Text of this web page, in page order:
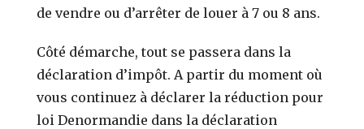
de vendre ou d’arrêter de louer à 7 ou 8 ans.
Côté démarche, tout se passera dans la
déclaration d’impôt. A partir du moment où
vous continuez à déclarer la réduction pour
loi Denormandie dans la déclaration